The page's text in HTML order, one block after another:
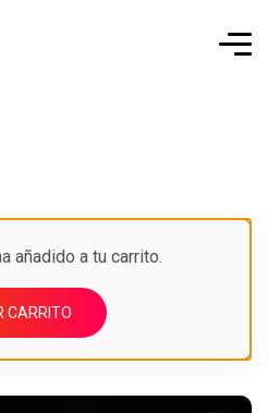
añadido a tu carrito.
CARRITO